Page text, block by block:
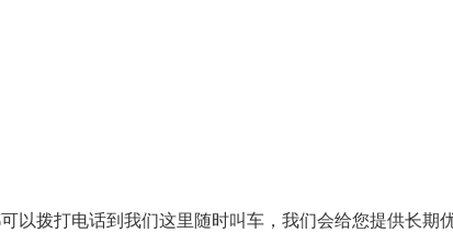
以拨打电话到我们这里随时叫车，我们会给您提供长期